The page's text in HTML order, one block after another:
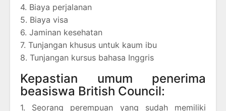
4. Biaya perjalanan
5. Biaya visa
6. Jaminan kesehatan
7. Tunjangan khusus untuk kaum ibu
8. Tunjangan kursus bahasa Inggris
Kepastian umum penerima
beasiswa British Council:
1. Seorang perempuan yang sudah memiliki